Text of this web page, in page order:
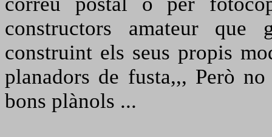
constructors amateur que
construint els seus propis
planadors de fusta,,, Però
bons plànols ...